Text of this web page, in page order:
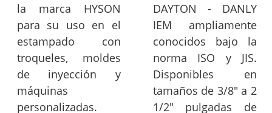
la marca HYSON
para su uso en el
estampado con
troqueles, moldes
de inyección y
máquinas
personalizadas.
DAYTON - DANLY
IEM ampliamente
conocidos bajo la
norma ISO y JIS.
Disponibles en
tamaños de 3/8" a 2
1/2" pulgadas de